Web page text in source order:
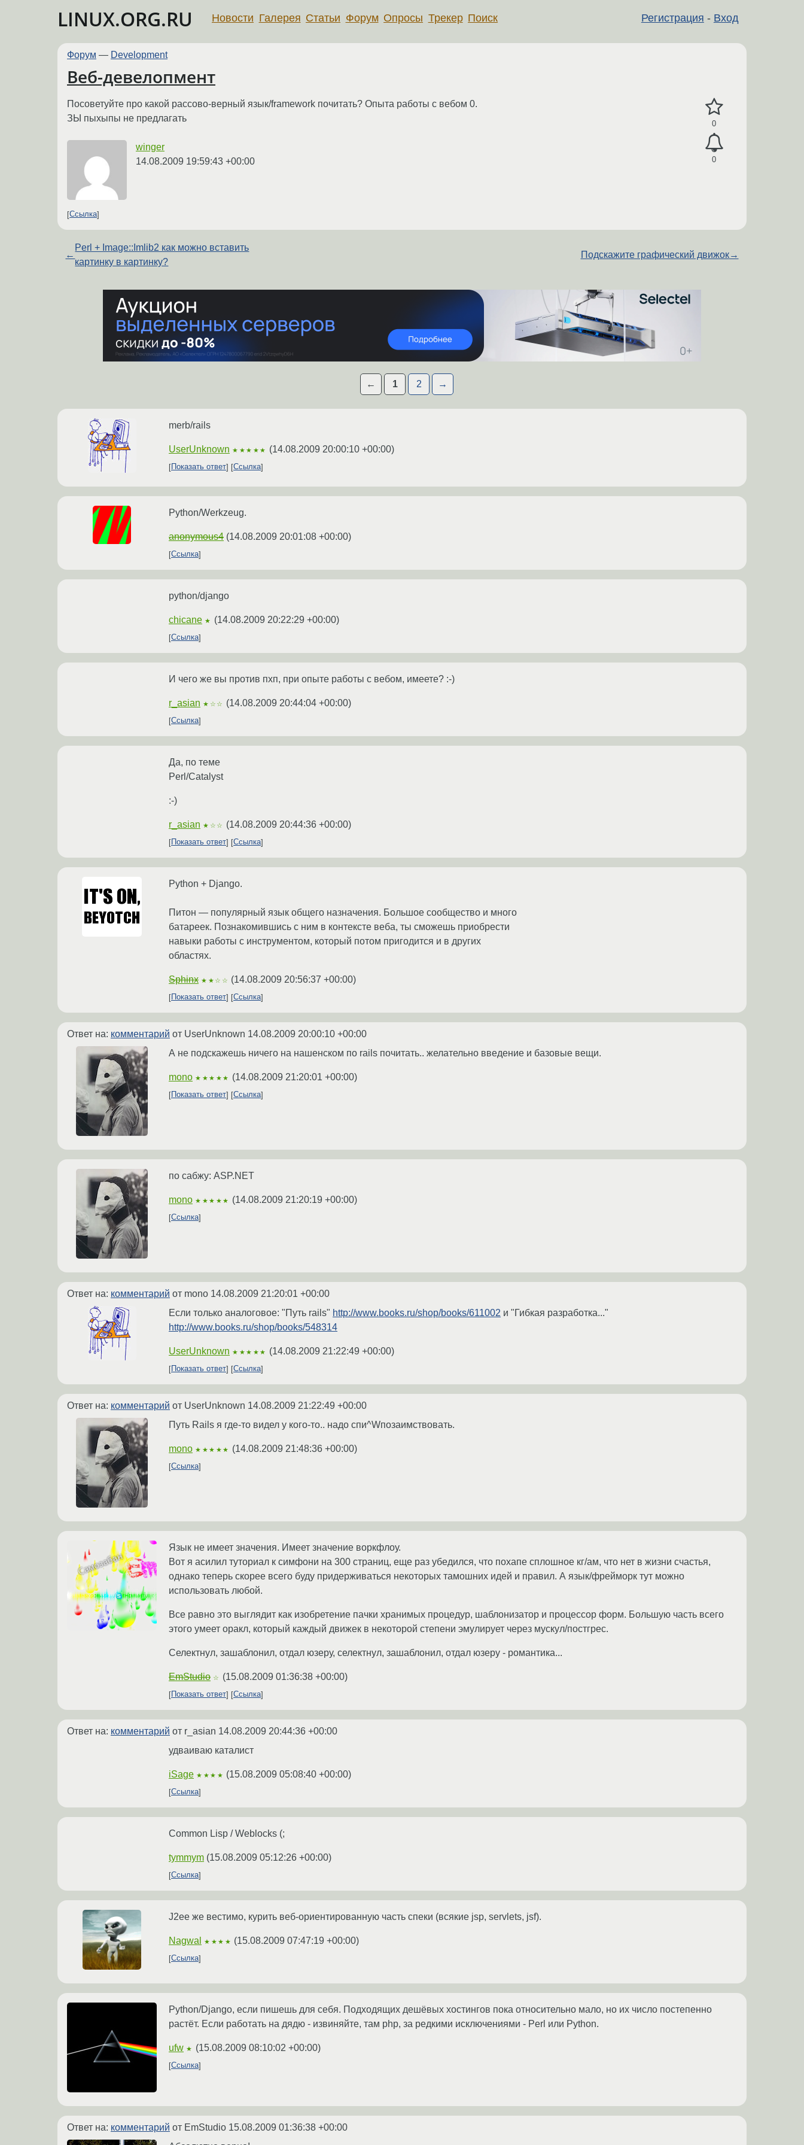
LINUX.ORG.RU Регистрация - Вход
Новости Галерея Статьи Форум Опросы Трекер Поиск
Форум — Development
Веб-девелопмент
0
0
Посоветуйте про какой рассово-верный язык/framework почитать? Опыта работы с вебом 0.
ЗЫ пыхыпы не предлагать
winger
14.08.2009 19:59:43 +00:00
Ссылка
←
Perl + Image::Imlib2 как можно вставить
картинку в картинку?
Подскажите графический движок→
← 1 2 →
merb/rails
UserUnknown ★★★★★ (14.08.2009 20:00:10 +00:00)
Показать ответ Ссылка
Python/Werkzeug.
anonymous4 (14.08.2009 20:01:08 +00:00)
Ссылка
python/django
chicane ★ (14.08.2009 20:22:29 +00:00)
Ссылка
И чего же вы против пхп, при опыте работы с вебом, имеете? :-)
r_asian ★☆☆ (14.08.2009 20:44:04 +00:00)
Ссылка
Да, по теме
Perl/Catalyst
:-)
r_asian ★☆☆ (14.08.2009 20:44:36 +00:00)
Показать ответ Ссылка
Python + Django.
Питон — популярный язык общего назначения. Большое сообщество и много
батареек. Познакомившись с ним в контексте веба, ты сможешь приобрести
навыки работы с инструментом, который потом пригодится и в других
областях.
Sphinx ★★☆☆ (14.08.2009 20:56:37 +00:00)
Показать ответ Ссылка
Ответ на: комментарий от UserUnknown 14.08.2009 20:00:10 +00:00
А не подскажешь ничего на нашенском по rails почитать.. желательно введение и базовые вещи.
mono ★★★★★ (14.08.2009 21:20:01 +00:00)
Показать ответ Ссылка
по сабжу: ASP.NET
mono ★★★★★ (14.08.2009 21:20:19 +00:00)
Ссылка
Ответ на: комментарий от mono 14.08.2009 21:20:01 +00:00
Если только аналоговое: "Путь rails" http://www.books.ru/shop/books/611002 и "Гибкая разработка..."
http://www.books.ru/shop/books/548314
UserUnknown ★★★★★ (14.08.2009 21:22:49 +00:00)
Показать ответ Ссылка
Ответ на: комментарий от UserUnknown 14.08.2009 21:22:49 +00:00
Путь Rails я где-то видел у кого-то.. надо спи^Wпозаимствовать.
mono ★★★★★ (14.08.2009 21:48:36 +00:00)
Ссылка
Язык не имеет значения. Имеет значение воркфлоу.
Вот я асилил туториал к симфони на 300 страниц, еще раз убедился, что похапе сплошное кг/ам, что нет в жизни счастья,
однако теперь скорее всего буду придерживаться некоторых тамошних идей и правил. А язык/фрейморк тут можно
использовать любой.
Все равно это выглядит как изобретение пачки хранимых процедур, шаблонизатор и процессор форм. Большую часть всего
этого умеет оракл, который каждый движек в некоторой степени эмулирует через мускул/постгрес.
Селектнул, зашаблонил, отдал юзеру, селектнул, зашаблонил, отдал юзеру - романтика...
EmStudio ☆ (15.08.2009 01:36:38 +00:00)
Показать ответ Ссылка
Ответ на: комментарий от r_asian 14.08.2009 20:44:36 +00:00
удваиваю каталист
iSage ★★★★ (15.08.2009 05:08:40 +00:00)
Ссылка
Common Lisp / Weblocks (;
tymmym (15.08.2009 05:12:26 +00:00)
Ссылка
J2ee же вестимо, курить веб-ориентированную часть спеки (всякие jsp, servlets, jsf).
Nagwal ★★★★ (15.08.2009 07:47:19 +00:00)
Ссылка
Python/Django, если пишешь для себя. Подходящих дешёвых хостингов пока относительно мало, но их число постепенно
растёт. Если работать на дядю - извиняйте, там php, за редкими исключениями - Perl или Python.
ufw ★ (15.08.2009 08:10:02 +00:00)
Ссылка
Ответ на: комментарий от EmStudio 15.08.2009 01:36:38 +00:00